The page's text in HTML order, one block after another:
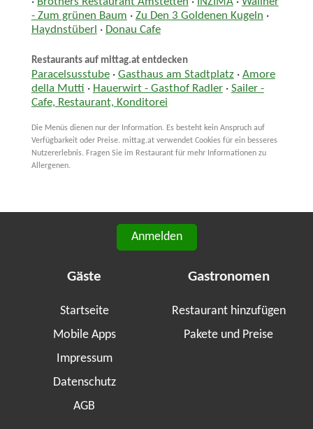
· Brothers Restaurant Amstetten · INZIMA· Wallner
- Zum grünen Baum · Zu Den 3 Goldenen Kugeln ·
Haydnstüberl · Donau Cafe
Restaurants auf mittag.at entdecken
Paracelsusstube· Gasthaus am Stadtplatz· Amore
della Mutti · Hauerwirt - Gasthof Radler· Sailer -
Cafe, Restaurant, Konditorei
Die Menüs dienen nur der Information. Es besteht kein Anspruch auf
Verfügbarkeit oder Preise. mittag.at verwendet Cookies für ein besseres
Nutzererlebnis. Fragen Sie im Restaurant für mehr Informationen zu
Allergenen.
Anmelden
Gäste
Startseite
Mobile Apps
Impressum
Datenschutz
AGB
Gastronomen
Restaurant hinzufügen
Pakete und Preise